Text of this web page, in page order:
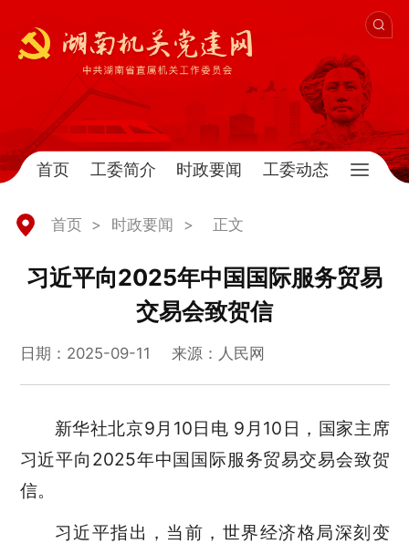
首页 工委简介 时政要闻 工委动态
首页 > 时政要闻 > 正文
习近平向2025年中国国际服务贸易
交易会致贺信
日期：2025-09-11 来源：人民网
新华社北京9月10日电 9月10日，国家主席
习近平向2025年中国国际服务贸易交易会致贺
信。
习近平指出，当前，世界经济格局深刻变